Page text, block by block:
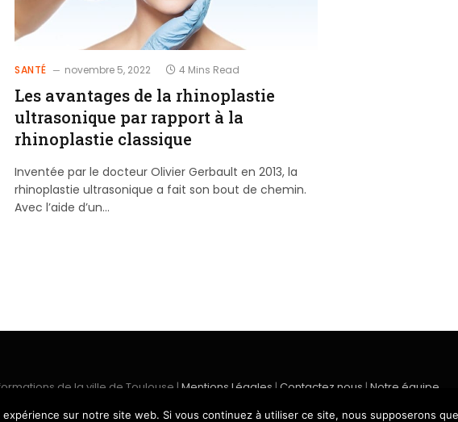
SANTÉ novembre 5, 2022 4 Mins Read
Les avantages de la rhinoplastie
ultrasonique par rapport à la
rhinoplastie classique
Inventée par le docteur Olivier Gerbault en 2013, la
rhinoplastie ultrasonique a fait son bout de chemin.
Avec l’aide d’un…
de la ville de Toulouse | Mentions Légales | Contactez nous | Notre équipe
sur notre site web. Si vous continuez à utiliser ce site, nous supposerons